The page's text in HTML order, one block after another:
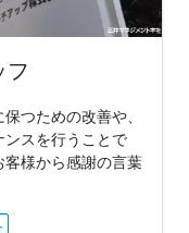
フ
つための改善や、
スを行うことで
様から感謝の言葉